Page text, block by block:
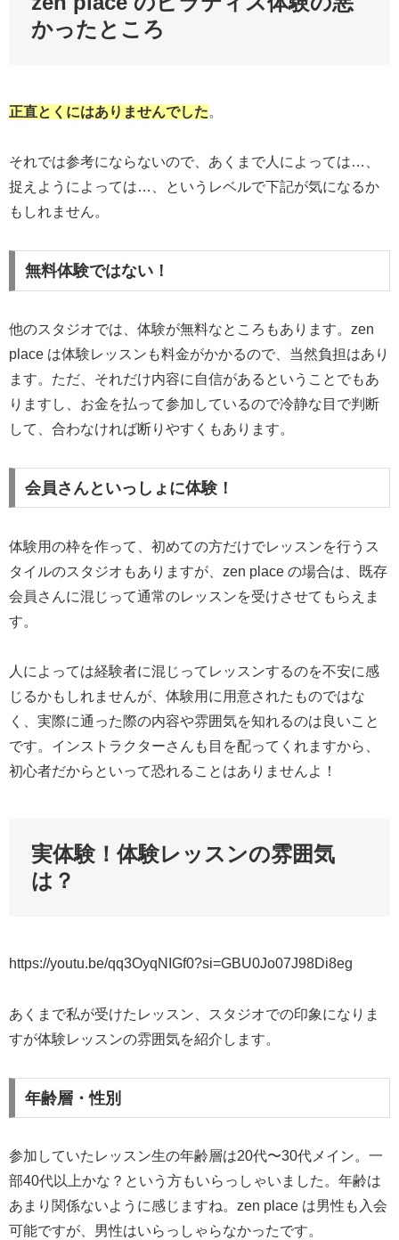
かったところ
正直とくにはありませんでした。
それでは参考にならないので、あくまで人によっては…、
捉えようによっては…、というレベルで下記が気になるか
もしれません。
無料体験ではない！
他のスタジオでは、体験が無料なところもあります。zen
place は体験レッスンも料金がかかるので、当然負担はあり
ます。ただ、それだけ内容に自信があるということでもあ
りますし、お金を払って参加しているので冷静な目で判断
して、合わなければ断りやすくもあります。
会員さんといっしょに体験！
体験用の枠を作って、初めての方だけでレッスンを行うス
タイルのスタジオもありますが、zen place の場合は、既存
会員さんに混じって通常のレッスンを受けさせてもらえま
す。
人によっては経験者に混じってレッスンするのを不安に感
じるかもしれませんが、体験用に用意されたものではな
く、実際に通った際の内容や雰囲気を知れるのは良いこと
です。インストラクターさんも目を配ってくれますから、
初心者だからといって恐れることはありませんよ！
実体験！体験レッスンの雰囲気
は？
https://youtu.be/qq3OyqNIGf0?si=GBU0Jo07J98Di8eg
あくまで私が受けたレッスン、スタジオでの印象になりま
すが体験レッスンの雰囲気を紹介します。
年齢層・性別
参加していたレッスン生の年齢層は20代〜30代メイン。一
部40代以上かな？という方もいらっしゃいました。年齢は
あまり関係ないように感じますね。zen place は男性も入会
可能ですが、男性はいらっしゃらなかったです。